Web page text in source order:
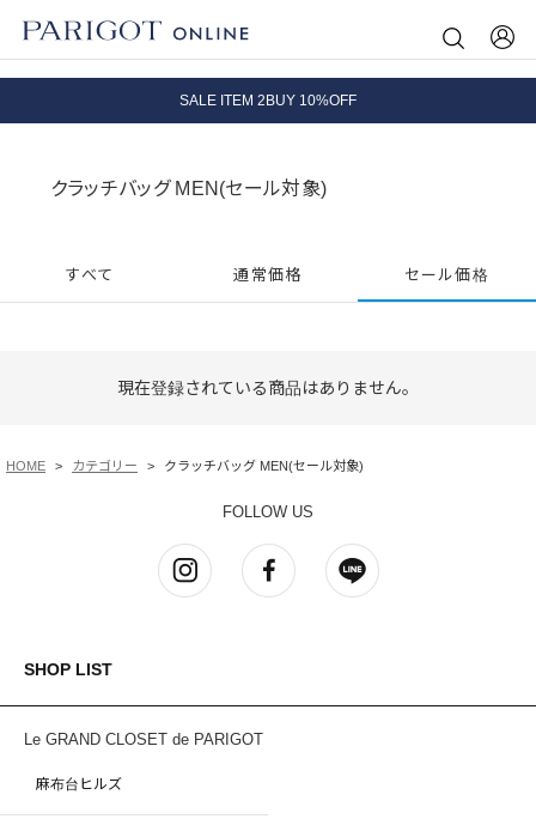
8.5 wedに会員プログラムが生まれ変わります！
SALE ITEM 2BUY 10%OFF
8.5 wedに会員プログラムが生まれ変わります！
クラッチバッグ MEN(セール対象)
すべて 通常価格 セール価格
現在登録されている商品はありません。
HOME カテゴリー クラッチバッグ MEN(セール対象)
FOLLOW US
SHOP LIST
Le GRAND CLOSET de PARIGOT
麻布台ヒルズ